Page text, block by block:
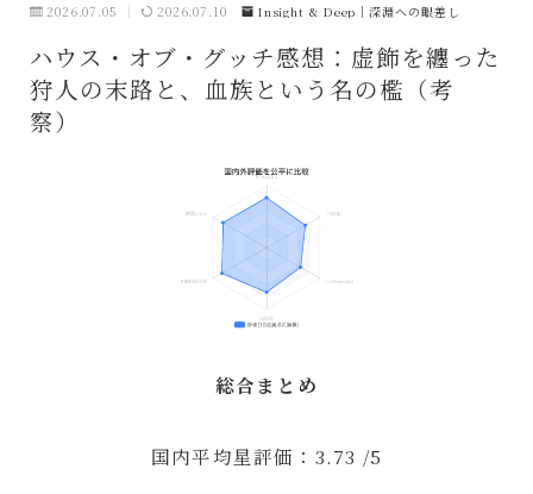
2026.07.05 2026.07.10 Insight & Deep｜深淵への眼差し
ハウス・オブ・グッチ感想：虚飾を纏った
狩人の末路と、血族という名の檻（考
察）
総合まとめ
国内平均星評価：3.73 /5